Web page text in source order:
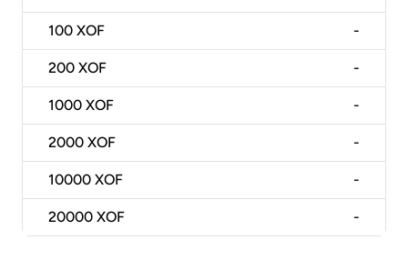
100 XOF -
200 XOF -
1000 XOF -
2000 XOF -
10000 XOF -
20000 XOF -